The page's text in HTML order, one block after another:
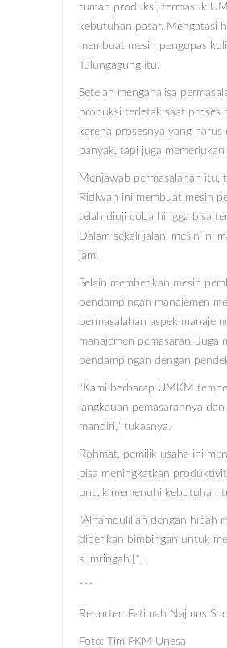
rumah produksi, termasuk
kebutuhan pasar. Mengatasi
membuat mesin pengupas
Tulungagung itu.
Setelah menganalisa
produksi terletak saat proses
karena prosesnya yang
banyak, tapi juga
Menjawab permasalahan itu,
Ridlwan ini membuat mesin
telah diuji coba hingga bisa
Dalam sekali jalan, mesin ini
jam.
Selain memberikan mesin
pendampingan manajemen
permasalahan aspek
manajemen pemasaran. Juga
pendampingan dengan
“Kami berharap UMKM
jangkauan pemasarannya
mandiri,” tukasnya.
Rohmat, pemilik usaha ini
bisa meningkatkan
untuk memenuhi kebutuhan
“Alhamdulillah dengan hibah
diberikan bimbingan untuk
sumringah.[*]
***
Reporter: Fatimah Najmus
Foto: Tim PKM Unesa